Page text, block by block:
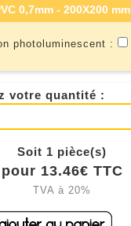
0,7mm - 200X200 mm
photoluminescent :
votre quantité :
Soit 1 pièce(s)
pour 13.46€ TTC
TVA à 20%